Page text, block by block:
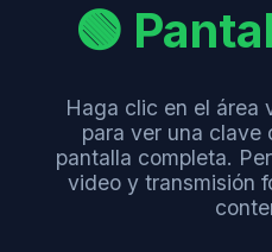
🟢
Haga clic en el área
para ver una clave
pantalla completa.
video y transmisión